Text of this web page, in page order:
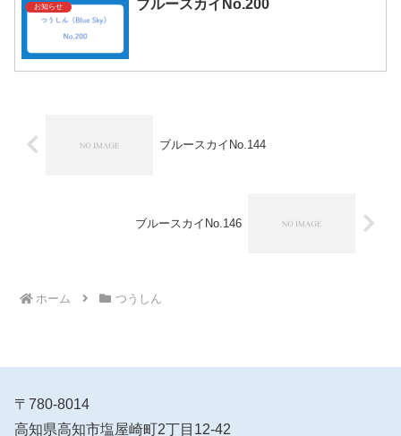
お知らせ ブルースカイNo.200
ブルースカイNo.144
ブルースカイNo.146
ホーム つうしん
〒780-8014
高知県高知市塩屋崎町2丁目12-42